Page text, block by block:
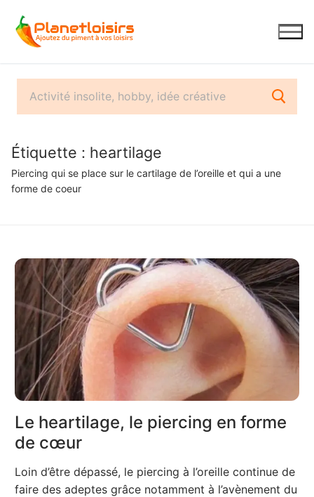
contenu
Étiquette : heartilage
Piercing qui se place sur le cartilage de l’oreille et qui a une
forme de coeur
Le heartilage, le piercing en forme
de cœur
Loin d’être dépassé, le piercing à l’oreille continue de
faire des adeptes grâce notamment à l’avènement du